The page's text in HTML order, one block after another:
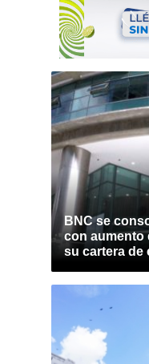
BNC se
con aumento
su cartera de